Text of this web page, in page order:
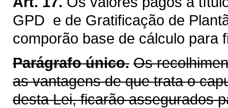
GPD e de Gratificação de
comporão base de cálculo para
Parágrafo único. Os
as vantagens de que trata o
desta Lei, ficarão assegurados